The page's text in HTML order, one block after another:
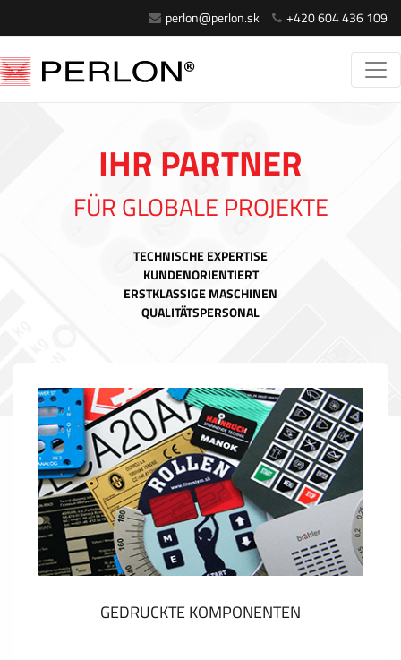
perlon@perlon.sk +420 604 436 109
IHR PARTNER
FÜR GLOBALE PROJEKTE
TECHNISCHE EXPERTISE
KUNDENORIENTIERT
ERSTKLASSIGE MASCHINEN
QUALITÄTSPERSONAL
GEDRUCKTE KOMPONENTEN